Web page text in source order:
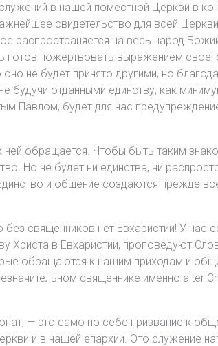
в нашей поместной Церкви в
свидетельство для всей
распространяется на весь народ
готов пожертвовать выражением
не будет принято другими, но
будучи отданными единству, как
Павлом, будет для нас
обращается. Чтобы быть таким
Но не будет ни единства, ни
и общение создаются прежде
священников нет Евхаристии! У нас
в Евхаристии, проповедуют
обращаются к нашим приходам и
священнике именно alter
— это само по себе призвание к
и в нашей епархии. Это служение